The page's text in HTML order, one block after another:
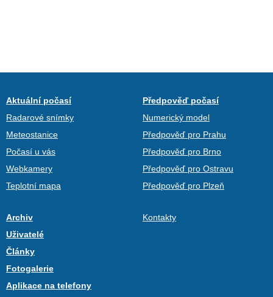
Aktuální počasí
Radarové snímky
Meteostanice
Počasí u vás
Webkamery
Teplotní mapa
Předpověď počasí
Numerický model
Předpověď pro Prahu
Předpověď pro Brno
Předpověď pro Ostravu
Předpověď pro Plzeň
Archiv
Uživatelé
Články
Fotogalerie
Aplikace na telefony
Kontakty